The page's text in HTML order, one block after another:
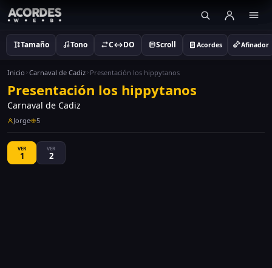
Tamaño Tono C↔DO Scroll Acordes Afinador
Inicio Carnaval de Cadiz Presentación los hippytanos
Presentación los hippytanos
Carnaval de Cadiz
Jorge 5
VER
1
VER
2